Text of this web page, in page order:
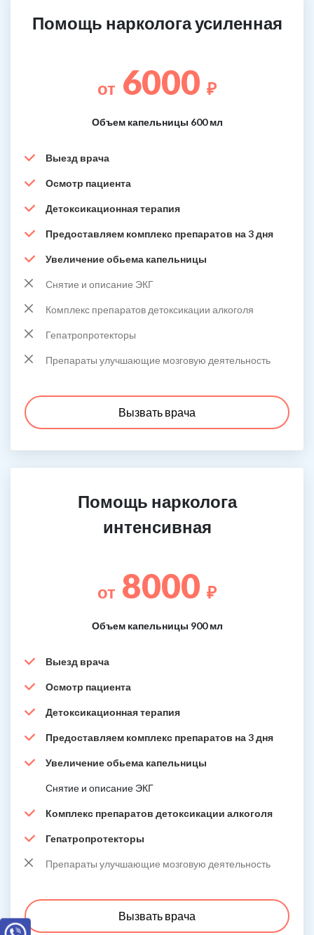
Помощь нарколога усиленная
от 6000 ₽
Объем капельницы 600 мл
Выезд врача
Осмотр пациента
Детоксикационная терапия
Предоставляем комплекс препаратов на 3 дня
Увеличение обьема капельницы
Снятие и описание ЭКГ
Комплекс препаратов детоксикации алкоголя
Гепатропротекторы
Препараты улучшающие мозговую деятельность
Вызвать врача
Помощь нарколога
интенсивная
от 8000 ₽
Объем капельницы 900 мл
Выезд врача
Осмотр пациента
Детоксикационная терапия
Предоставляем комплекс препаратов на 3 дня
Увеличение обьема капельницы
Снятие и описание ЭКГ
Комплекс препаратов детоксикации алкоголя
Гепатропротекторы
Препараты улучшающие мозговую деятельность
Вызвать врача